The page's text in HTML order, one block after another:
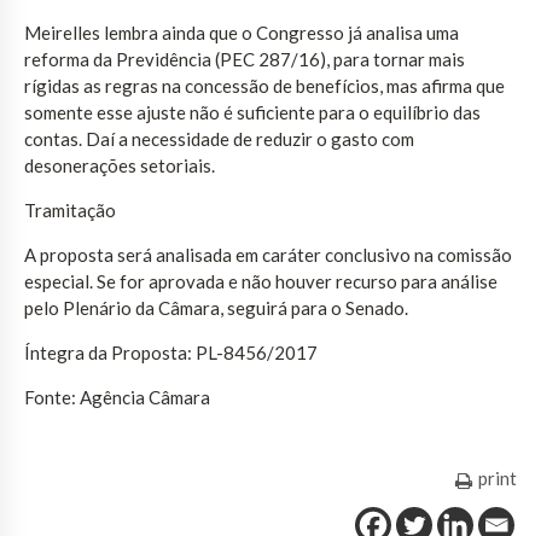
Meirelles lembra ainda que o Congresso já analisa uma
reforma da Previdência (PEC 287/16), para tornar mais
rígidas as regras na concessão de benefícios, mas afirma que
somente esse ajuste não é suficiente para o equilíbrio das
contas. Daí a necessidade de reduzir o gasto com
desonerações setoriais.
Tramitação
A proposta será analisada em caráter conclusivo na comissão
especial. Se for aprovada e não houver recurso para análise
pelo Plenário da Câmara, seguirá para o Senado.
Íntegra da Proposta: PL-8456/2017
Fonte: Agência Câmara
print